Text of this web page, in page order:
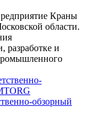
Краны
области.
разработке и
обзорный